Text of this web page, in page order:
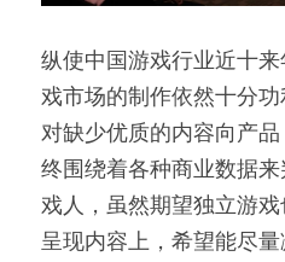
纵使中国游戏行业近十
戏市场的制作依然十分
对缺少优质的内容向产
终围绕着各种商业数据
戏人，虽然期望独立游
呈现内容上，希望能尽